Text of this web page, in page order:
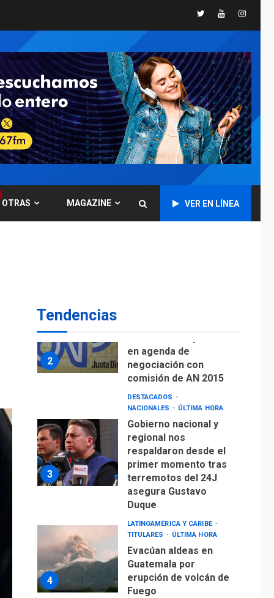
TwitterYoutube
OTRAS MAGAZINE VER EN LÍNEA
Tendencias
6
REGIONALES
ÚLTIMA HORA
Guardia Nacional
Bolivariana celebró
su 89° aniversario en
Nueva Esparta
REGIONALES ÚLTIMA HORA
Misión Milagro en
Antolín del Campo:
Arrancó la jornada de
Cataratas 2026
ÚLTIMA HORA
Concejo Municipal de
2
en agenda de
negociación con
comisión de AN 2015
3
DESTACADOS
NACIONALES
ÚLTIMA HORA
Gobierno nacional y
regional nos
respaldaron desde el
primer momento tras
terremotos del 24J
asegura Gustavo
Duque
4
LATINOAMÉRICA Y CARIBE
TITULARES
ÚLTIMA HORA
Evacúan aldeas en
Guatemala por
erupción de volcán de
Fuego